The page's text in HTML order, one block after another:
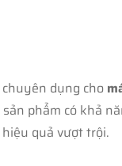
dụng cho
sản phẩm có khả
quả vượt trội.